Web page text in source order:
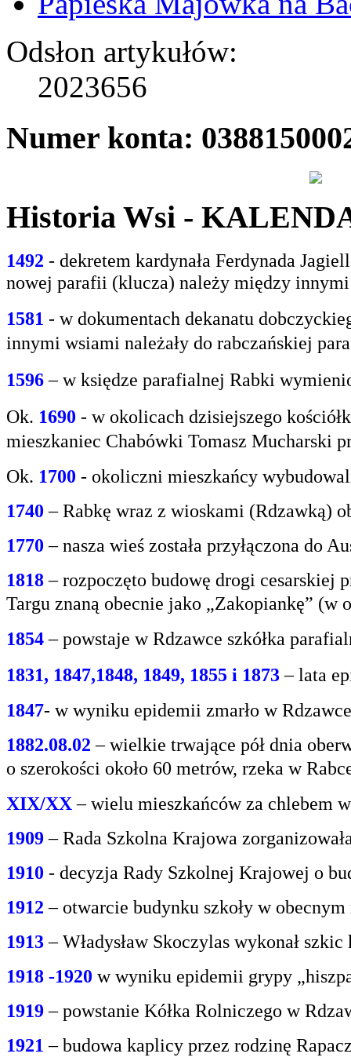
Odsłon artykułów:
2023656
Numer konta:
Historia Wsi -
1492 - dekretem kardynała Ferdynada
nowej parafii (klucza) należy między
1581 - wdokumentach dekanatu
innymi wsiami należały do rabczańskiej
1596– w księdze parafialnej Rabki
Ok. 1690 - w okolicach dzisiejszego
mieszkaniec Chabówki Tomasz Mucharski
Ok. 1700 - okoliczni mieszkańcy
1740 – Rabkę wraz z wioskami (Rdzawką)
1770 – nasza wieś została przyłączona do
1818– rozpoczęto budowę drogi cesarskiej
Targu znaną obecnie jako „Zakopiankę” (w
1854 – powstaje w Rdzawce szkółka
1831, 1847,1848, 1849, 1855 i 1873 – lata
1847- w wyniku epidemii zmarło w
1882.08.02 – wielkie trwające pół dnia
o szerokości około 60 metrów, rzeka w
XIX/XX– wielu mieszkańców za chlebem
1909 – Rada Szkolna Krajowa
1910 - decyzja Rady Szkolnej Krajowej o
1912 – otwarcie budynku szkoły w
1913– Władysław Skoczylas wykonał
1918 -1920 w wyniku epidemii grypy
1919– powstanie Kółka Rolniczego w
1921 – budowa kaplicy przez rodzinę